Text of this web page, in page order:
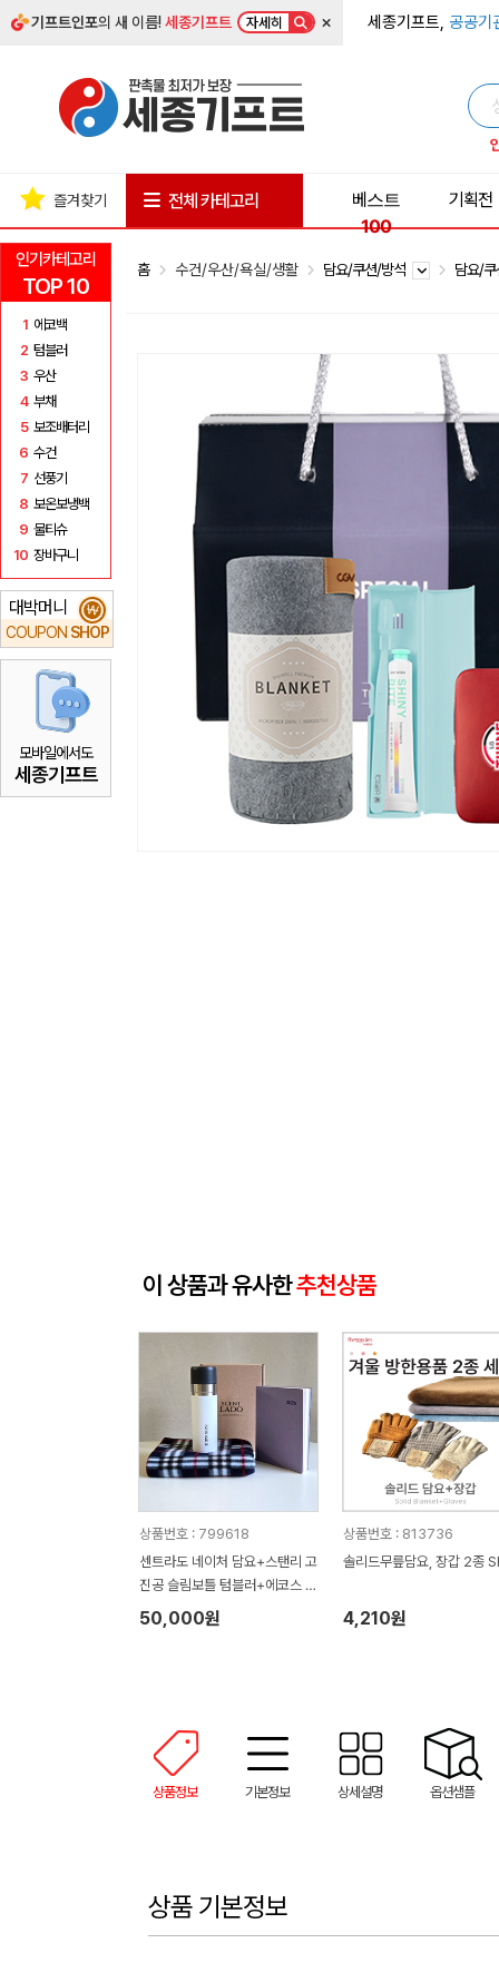
기프트인포의 새 이름!세종기프트 자세히 × 세종기프트, 공공기
인기카테고리
TOP 10
1 에코백
2 텀블러
3 우산
4 부채
5 보조배터리
6 수건
7 선풍기
8 보온보냉백
9 물티슈
10 장바구니
대박머니
COUPON SHOP
₩
모바일에서도
세종기프트
즐겨찾기 전체 카테고리
베스트
100
기획전
홈 수건/우산/욕실/생활 담요/쿠션/방석 담요/
이 상품과 유사한추천상품
상품번호 : 799618
센트라도 네이처 담요+스탠리 고
진공 슬림보틀 텀블러+에코스 다
이어리 세트
50,000원
상품번호 : 813736
솔리드무릎담요, 장갑 2종
4,210원
상품정보 기본정보 상세설명 옵션샘플
상품 기본정보